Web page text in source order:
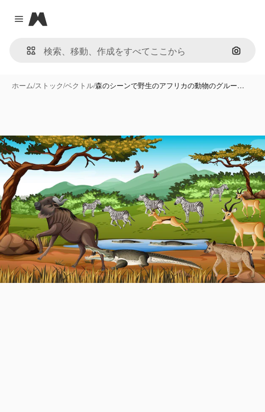
Close menu
Magnific
画像で
ホーム/ストック/ベクトル/森のシーンで野生のアフリカの動物のグルー…